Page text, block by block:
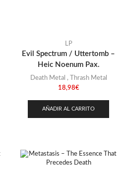
LP
Evil Spectrum / Uttertomb –
Heic Noenum Pax.
Death Metal ,
Thrash Metal
18,98€
AÑADIR AL CARRITO